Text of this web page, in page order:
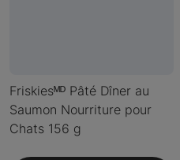
Friskiesᴹᴰ Pâté Dîner au
Saumon Nourriture pour
Chats 156 g